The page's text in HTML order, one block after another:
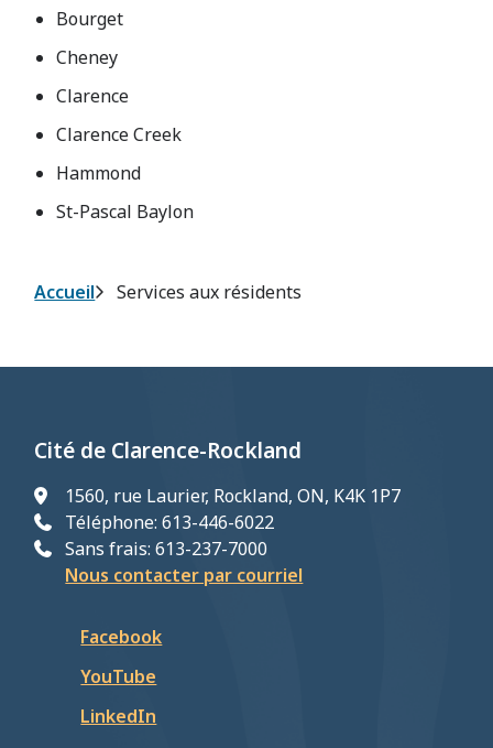
Bourget
Cheney
Clarence
Clarence Creek
Hammond
St-Pascal Baylon
Fil
Accueil Services aux résidents
Cité de Clarence-Rockland
1560, rue Laurier, Rockland, ON, K4K 1P7
Téléphone: 613-446-6022
Sans frais: 613-237-7000
Nous contacter par courriel
Facebook
YouTube
LinkedIn